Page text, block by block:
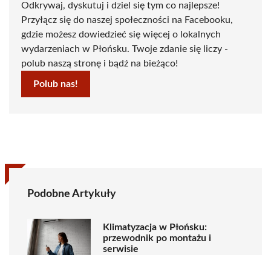
Odkrywaj, dyskutuj i dziel się tym co najlepsze!
Przyłącz się do naszej społeczności na Facebooku,
gdzie możesz dowiedzieć się więcej o lokalnych
wydarzeniach w Płońsku. Twoje zdanie się liczy -
polub naszą stronę i bądź na bieżąco!
Polub nas!
Podobne Artykuły
Klimatyzacja w Płońsku:
przewodnik po montażu i
serwisie